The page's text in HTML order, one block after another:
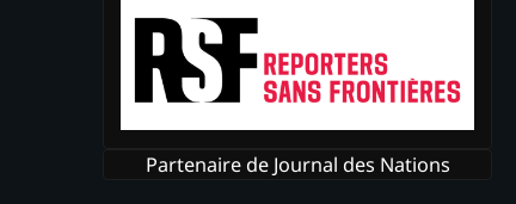
Partenaire de Journal des Nations